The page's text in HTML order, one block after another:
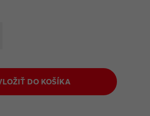
DO KOŠÍKA